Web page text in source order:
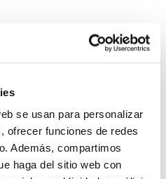
se usan para personalizar
ofrecer funciones de redes
Además, compartimos
haga del sitio web con
en la nube.